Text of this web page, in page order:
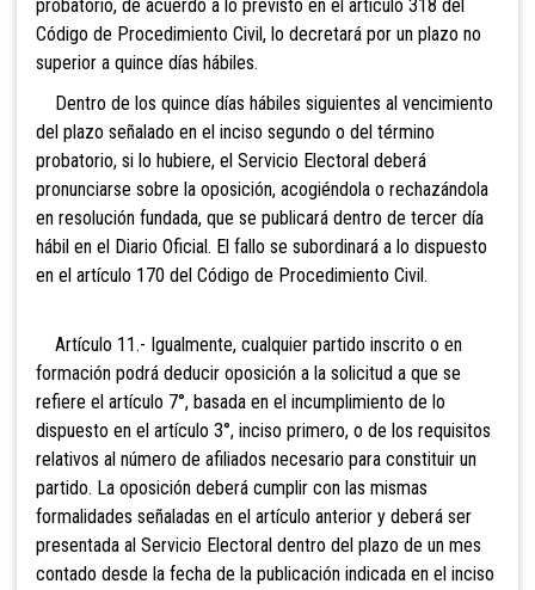
probatorio, de acuerdo a lo previsto en el artículo 318 del
Código de Procedimiento Civil, lo decretará por un plazo no
superior a quince días hábiles.
Dentro de los quince días hábiles siguientes al vencimiento
del plazo señalado en el inciso segundo o del término
probatorio, si lo hubiere, el Servicio Electoral deberá
pronunciarse sobre la oposición, acogiéndola o rechazándola
en resolución fundada, que se publicará dentro de tercer día
hábil en el Diario Oficial. El fallo se subordinará a lo dispuesto
en el artículo 170 del Código de Procedimiento Civil.
Artículo 11.- Igualmente, cualquier partido inscrito o en
formación podrá deducir oposición a la solicitud a que se
refiere el artículo 7°, basada en el incumplimiento de lo
dispuesto en el artículo 3°, inciso primero, o de los requisitos
relativos al número de afiliados necesario para constituir un
partido. La oposición deberá cumplir con las mismas
formalidades señaladas en el artículo anterior y deberá ser
presentada al Servicio Electoral dentro del plazo de un mes
contado desde la fecha de la publicación indicada en el inciso